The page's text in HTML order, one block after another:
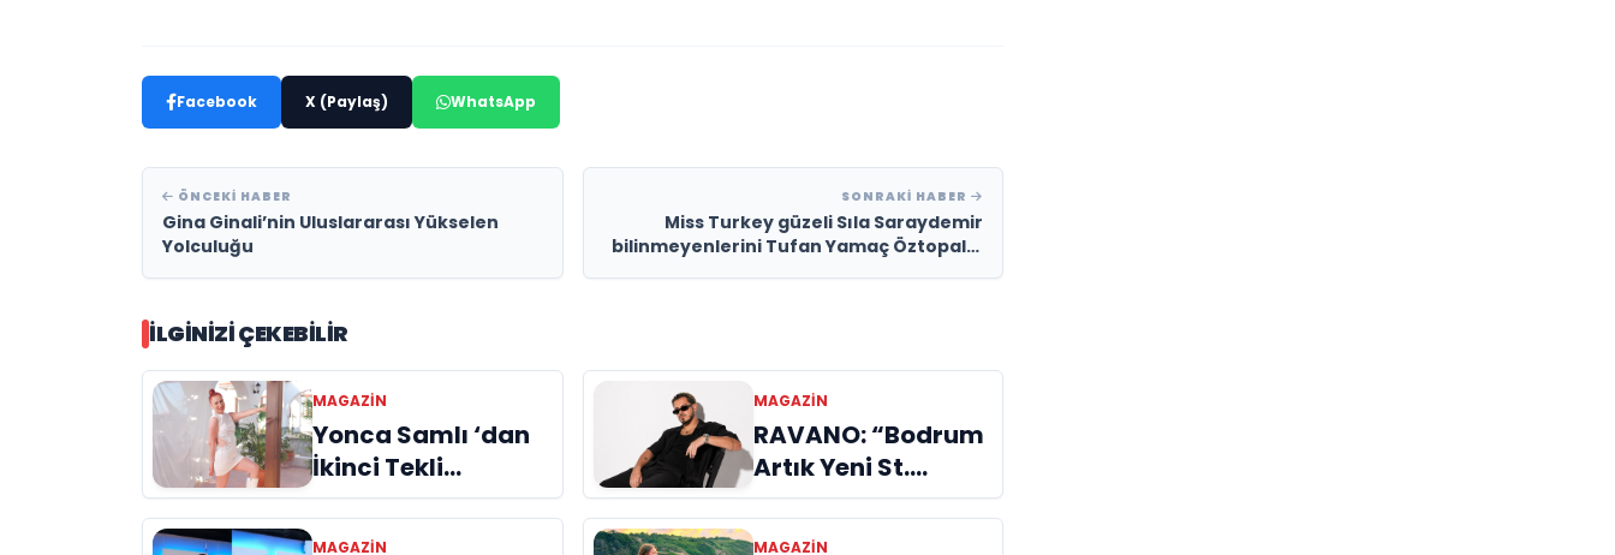
Facebook X (Paylaş) WhatsApp
ÖNCEKI HABER
Gina Ginali’nin Uluslararası Yükselen
Yolculuğu
SONRAKI HABER
Miss Turkey güzeli Sıla Saraydemir
bilinmeyenlerini Tufan Yamaç Öztopal'a
İLGINIZI ÇEKEBILIR
MAGAZIN
Yonca Samlı ‘dan
İkinci Tekli
“Donacaksın
Sevgilim “
MAGAZIN
RAVANO: “Bodrum
Artık Yeni St.
Tropez Değil, Kendi
Başına Bir
MAGAZIN MAGAZIN